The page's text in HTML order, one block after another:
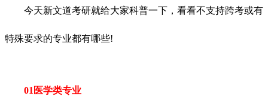
今天新文道考研就给大家科普一下，看看不支持跨考或有
特殊要求的专业都有哪些!
01医学类专业